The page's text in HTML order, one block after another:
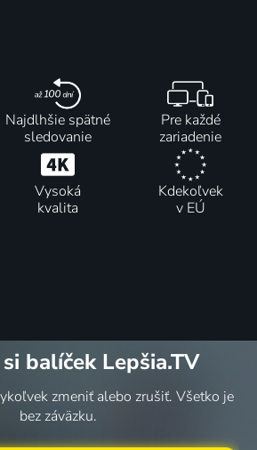
Najdlhšie spätné
sledovanie
Pre každé
zariadenie
Vysoká
kvalita
Kdekoľvek
v EÚ
balíček Lepšia.TV
zmeniť alebo zrušiť. Všetko je
bez záväzku.